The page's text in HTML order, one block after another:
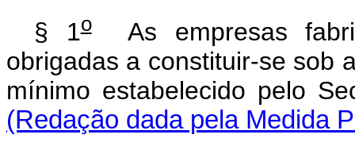
§ 1oAs empresas
obrigadas a constituir-se sob
mínimo estabelecido
(Redação dada pela Medida